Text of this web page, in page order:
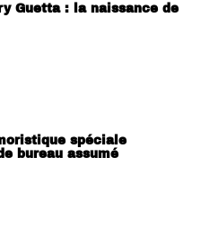
Guetta : la naissance de
spéciale
bureau assumé